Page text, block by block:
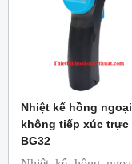
Nhiệt kế hồng
không tiếp xúc trực
BG32